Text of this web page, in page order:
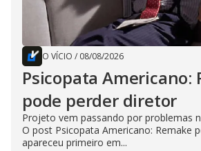
O VÍCIO / 08/08/2026
Psicopata Americano:
pode perder diretor
Projeto vem passando por problemas
O post Psicopata Americano: Remake
apareceu primeiro em...